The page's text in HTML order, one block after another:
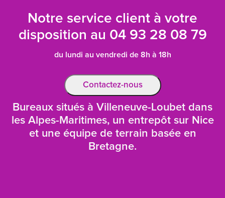
Notre service client à votre
disposition au 04 93 28 08 79
du lundi au vendredi de 8h à 18h
Contactez-nous
Bureaux situés à Villeneuve-Loubet dans
les Alpes-Maritimes, un entrepôt sur Nice
et une équipe de terrain basée en
Bretagne.